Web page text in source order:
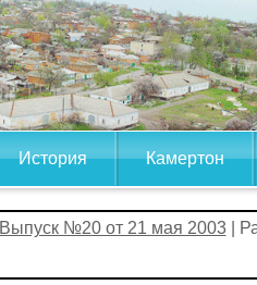
История Камертон
Выпуск №20 от 21 мая 2003|